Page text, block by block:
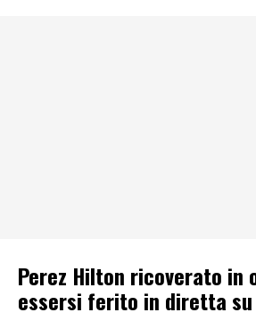
Perez Hilton ricoverato in
essersi ferito in diretta su